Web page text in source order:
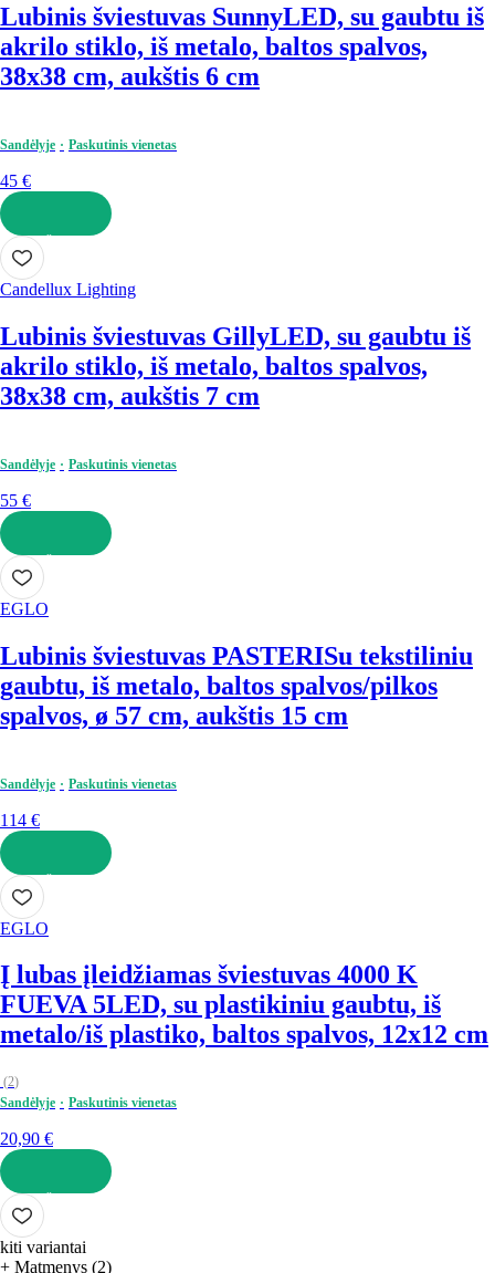
Lubinis šviestuvas SunnyLED, su gaubtu iš
akrilo stiklo, iš metalo, baltos spalvos,
38x38 cm, aukštis 6 cm
Sandėlyje Paskutinis vienetas
45 €
Į KREPŠELĮ
Candellux Lighting
Lubinis šviestuvas GillyLED, su gaubtu iš
akrilo stiklo, iš metalo, baltos spalvos,
38x38 cm, aukštis 7 cm
Sandėlyje Paskutinis vienetas
55 €
Į KREPŠELĮ
EGLO
Lubinis šviestuvas PASTERISu tekstiliniu
gaubtu, iš metalo, baltos spalvos/pilkos
spalvos, ø 57 cm, aukštis 15 cm
Sandėlyje Paskutinis vienetas
114 €
Į KREPŠELĮ
EGLO
Į lubas įleidžiamas šviestuvas 4000 K
FUEVA 5LED, su plastikiniu gaubtu, iš
metalo/iš plastiko, baltos spalvos, 12x12 cm
(2)
Sandėlyje
Paskutinis vienetas
20,90 €
Į KREPŠELĮ
kiti variantai
+ Matmenys (2)